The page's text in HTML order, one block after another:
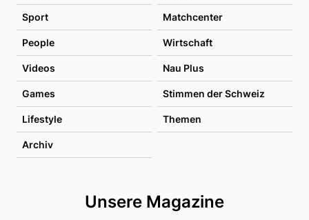
Sport Matchcenter
People Wirtschaft
Videos Nau Plus
Games Stimmen der Schweiz
Lifestyle Themen
Archiv
Unsere Magazine